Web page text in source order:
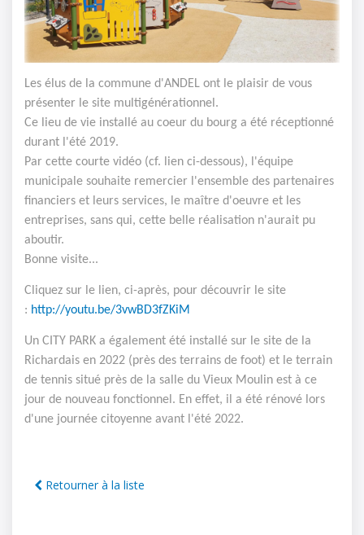
Les élus de la commune d'ANDEL ont le plaisir de vous
présenter le site multigénérationnel.
Ce lieu de vie installé au coeur du bourg a été réceptionné
durant l'été 2019.
Par cette courte vidéo (cf. lien ci-dessous), l'équipe
municipale souhaite remercier l'ensemble des partenaires
financiers et leurs services, le maître d'oeuvre et les
entreprises, sans qui, cette belle réalisation n'aurait pu
aboutir.
Bonne visite...
Cliquez sur le lien, ci-après, pour découvrir le site
: http://youtu.be/3vwBD3fZKiM
Un CITY PARK a également été installé sur le site de la
Richardais en 2022 (près des terrains de foot) et le terrain
de tennis situé près de la salle du Vieux Moulin est à ce
jour de nouveau fonctionnel. En effet, il a été rénové lors
d'une journée citoyenne avant l'été 2022.
Retourner à la liste